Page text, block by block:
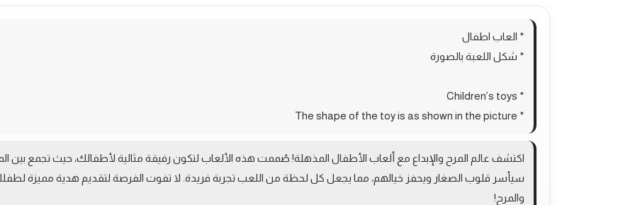
* العاب اطفال
* شكل اللعبة بالصورة
* Children’s toys
* The shape of the toy is as shown in the picture
اكتشف عالم المرح والإبداع مع ألعاب الأطفال المذهلة! صُممت هذه الألعاب لتكون رفيقة مثالية لأطفالك، حيث تجمع بين
سيأسر قلوب الصغار ويحفز خيالهم، مما يجعل كل لحظة من اللعب تجربة فريدة. لا تفوت الفرصة لتقديم هدية مميزة
والمرح!